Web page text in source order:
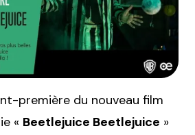
première du nouveau film
« Beetlejuice Beetlejuice »